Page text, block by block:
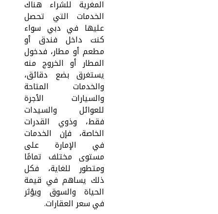
المغرية للشراء هناك
الخدمات التي تحصل
عليها في دبي سواء
كنت داخل فندق أو
مطعم أو مطار، فدخول
المطار أو الخروج منه
يستغرق بضع دقائق،
والخدمات المتاحة
والسيارات الأجرة
للعوائل والسيدات
فقط، وذوي القدرات
الخاصة، فإن الخدمات
في الإمارة على
مستوى مختلف تمامًا
ومتطور للغاية، فكل
ذلك يساهم في قيمة
الحياة والسوق ويؤثر
في سعر العقارات.